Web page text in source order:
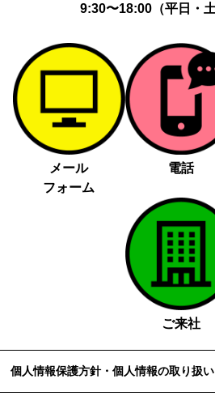
9:30〜18:00（平日・
メール
フォーム
電話
ご来社
個人情報保護方針・個人情報の取り扱